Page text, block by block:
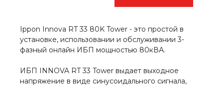
Ippon Innova RT 33 80K Tower - это простой в
установке, использовании и обслуживании 3-
фазный онлайн ИБП мощностью 80кВА.
ИБП INNOVA RT 33 Tower выдает выходное
напряжение в виде синусоидального сигнала,